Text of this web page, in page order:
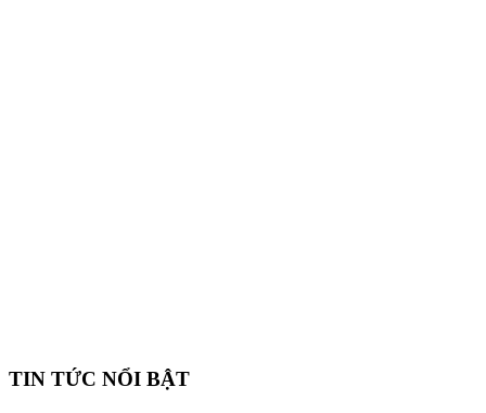
TIN TỨC NỔI BẬT